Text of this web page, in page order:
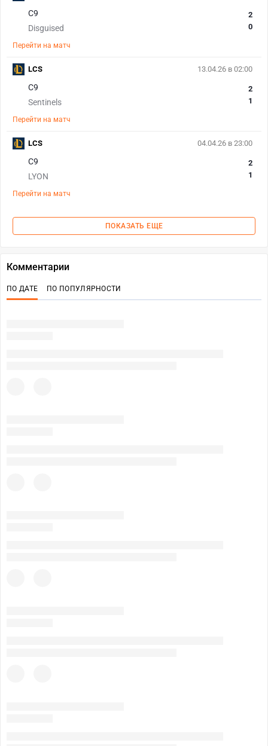
C9
Disguised
2
0
Перейти на матч
13.04.26 в 02:00
C9
Sentinels
2
1
Перейти на матч
LCS
04.04.26 в 23:00
C9
LYON
2
1
Перейти на матч
LCS
ПОКАЗАТЬ ЕЩЕ
Комментарии
ПО ДАТЕ ПО ПОПУЛЯРНОСТИ